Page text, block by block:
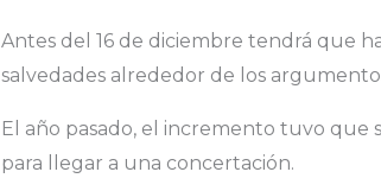
Antes del 16 de diciembre tendrá que
salvedades alrededor de los
El año pasado, el incremento tuvo
para llegar a una concertación.